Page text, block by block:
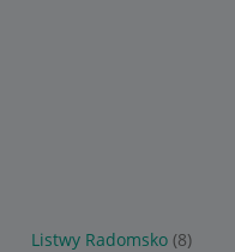
Listwy Radomsko (8)